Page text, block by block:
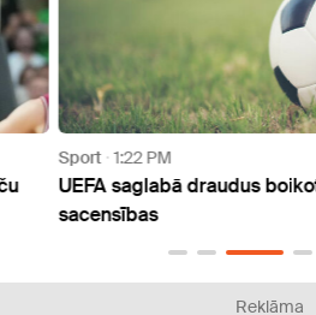
Sport 1:22 PM
UEFA saglabā draudus
sacensības
Reklāma